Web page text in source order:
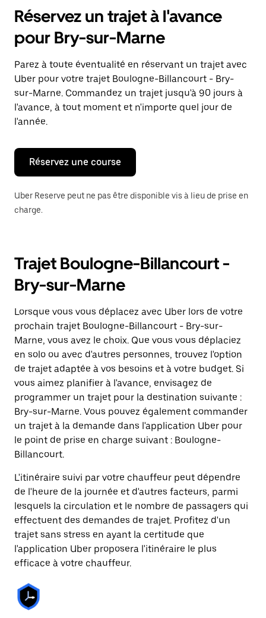
ouvrir
calendrier
et
sélectionner
une
date.
Appuyez
sur
la
touche
pour
fermer
calendrier.
Réservez un trajet à l'avance
pour Bry-sur-Marne
Parez à toute éventualité en réservant un trajet avec
Uber pour votre trajet Boulogne-Billancourt - Bry-
sur-Marne. Commandez un trajet jusqu'à 90 jours à
l'avance, à tout moment et n'importe quel jour de
l'année.
Réservez une course
Uber Reserve peut ne pas être disponible vis à lieu de prise en
charge.
Trajet Boulogne-Billancourt -
Bry-sur-Marne
Lorsque vous vous déplacez avec Uber lors de votre
prochain trajet Boulogne-Billancourt - Bry-sur-
Marne, vous avez le choix. Que vous vous déplaciez
en solo ou avec d'autres personnes, trouvez l'option
de trajet adaptée à vos besoins et à votre budget. Si
vous aimez planifier à l'avance, envisagez de
programmer un trajet pour la destination suivante :
Bry-sur-Marne. Vous pouvez également commander
un trajet à la demande dans l'application Uber pour
le point de prise en charge suivant : Boulogne-
Billancourt.
L'itinéraire suivi par votre chauffeur peut dépendre
de l'heure de la journée et d'autres facteurs, parmi
lesquels la circulation et le nombre de passagers qui
effectuent des demandes de trajet. Profitez d'un
trajet sans stress en ayant la certitude que
l'application Uber proposera l'itinéraire le plus
efficace à votre chauffeur.